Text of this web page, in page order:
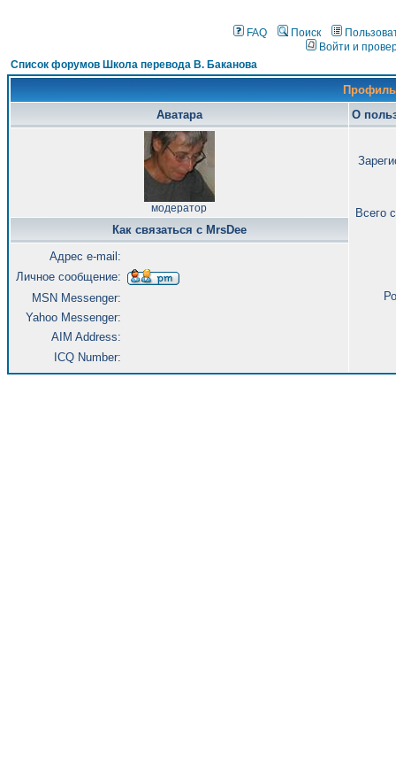
FAQ Поиск
Войти и
Список форумов Школа перевода В. Баканова
Профиль
Аватара
О
модератор Всего
Как связаться с MrsDee
Адрес e-mail:
Личное сообщение:
MSN Messenger:
Yahoo Messenger:
AIM Address:
ICQ Number: